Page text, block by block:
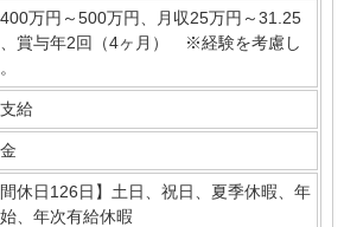
万円～500万円、月収25万円～31.25
賞与年2回（4ヶ月） ※経験を考慮し
給
間休日126日】土日、祝日、夏季休暇、年
、年次有給休暇